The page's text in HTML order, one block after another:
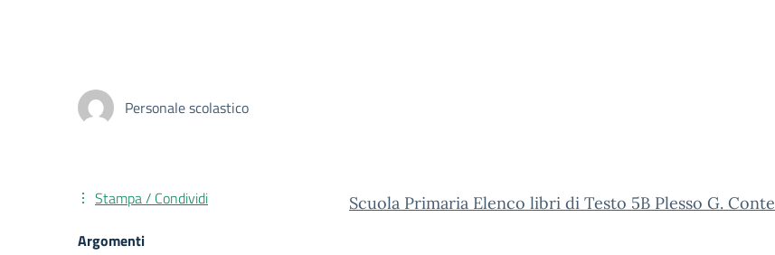
Personale scolastico
Scuola Primaria Elenco libri di Testo 5B Plesso G. Conte
Stampa / Condividi
Argomenti